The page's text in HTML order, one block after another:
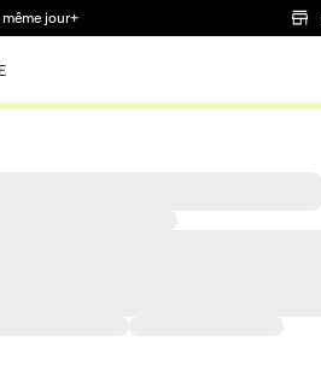
jour+